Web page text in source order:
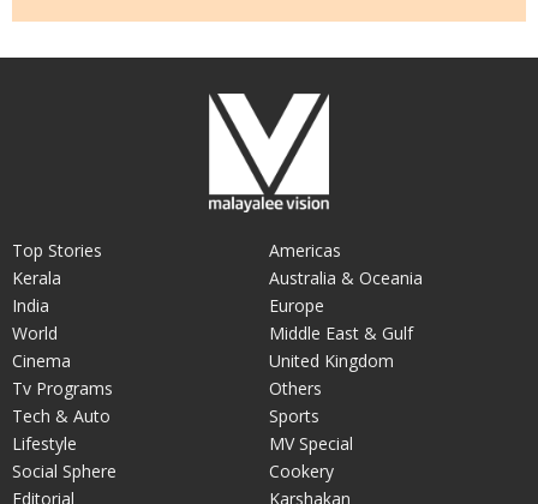
Top Stories
Kerala
India
World
Cinema
Tv Programs
Tech & Auto
Americas
Australia & Oceania
Europe
Middle East & Gulf
United Kingdom
Others
Sports
Lifestyle
Social Sphere
Editorial
MV Special
Cookery
Karshakan